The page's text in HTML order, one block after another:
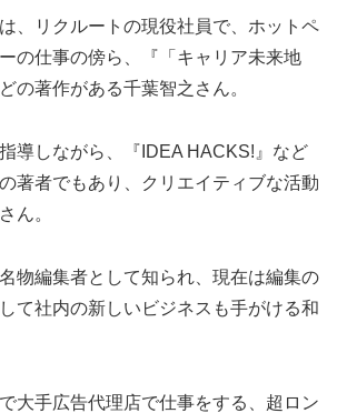
、リクルートの現役社員で、ホットペ
の仕事の傍ら、『「キャリア未来地
の著作がある千葉智之さん。
導しながら、『IDEA HACKS!』など
著者でもあり、クリエイティブな活動
ん。
物編集者として知られ、現在は編集の
て社内の新しいビジネスも手がける和
大手広告代理店で仕事をする、超ロン